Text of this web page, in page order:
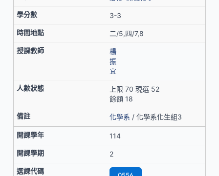
3-3
二/5,四/7,8
楊
振
宜
上限 70 現選 52
餘額 18
化學系 / 化學系化生組3
114
2